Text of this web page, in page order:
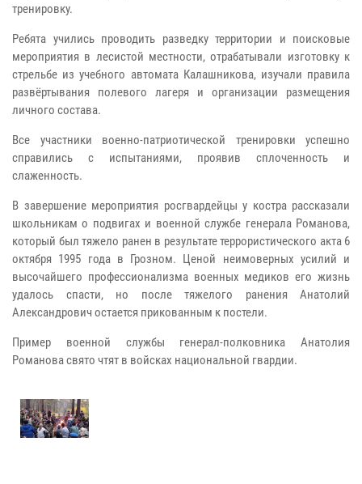
тренировку.
Ребята учились проводить разведку территории и поисковые
мероприятия в лесистой местности, отрабатывали изготовку к
стрельбе из учебного автомата Калашникова, изучали правила
развёртывания полевого лагеря и организации размещения
личного состава.
Все участники военно-патриотической тренировки успешно
справились с испытаниями, проявив сплоченность и
слаженность.
В завершение мероприятия росгвардейцы у костра рассказали
школьникам о подвигах и военной службе генерала Романова,
который был тяжело ранен в результате террористического акта 6
октября 1995 года в Грозном. Ценой неимоверных усилий и
высочайшего профессионализма военных медиков его жизнь
удалось спасти, но после тяжелого ранения Анатолий
Александрович остается прикованным к постели.
Пример военной службы генерал-полковника Анатолия
Романова свято чтят в войсках национальной гвардии.